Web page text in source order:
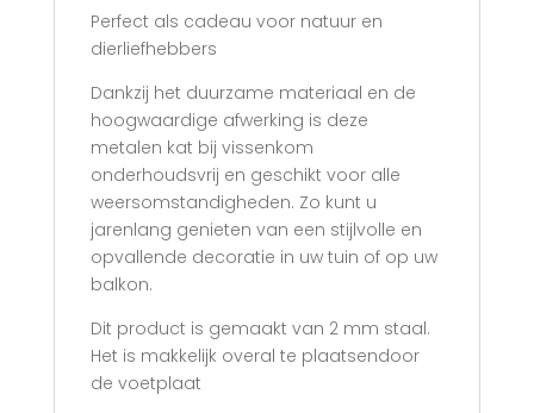
Perfect als cadeau voor natuur en
dierliefhebbers
Dankzij het duurzame materiaal en de
hoogwaardige afwerking is deze
metalen kat bij vissenkom
onderhoudsvrij en geschikt voor alle
weersomstandigheden. Zo kunt u
jarenlang genieten van een stijlvolle en
opvallende decoratie in uw tuin of op uw
balkon.
Dit product is gemaakt van 2 mm staal.
Het is makkelijk overal te plaatsendoor
de voetplaat